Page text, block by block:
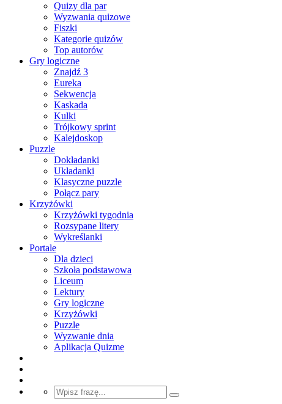
Quizy dla par
Wyzwania quizowe
Fiszki
Kategorie quizów
Top autorów
Gry logiczne
Znajdź 3
Eureka
Sekwencja
Kaskada
Kulki
Trójkowy sprint
Kalejdoskop
Puzzle
Dokładanki
Układanki
Klasyczne puzzle
Połącz pary
Krzyżówki
Krzyżówki tygodnia
Rozsypane litery
Wykreślanki
Portale
Dla dzieci
Szkoła podstawowa
Liceum
Lektury
Gry logiczne
Krzyżówki
Puzzle
Wyzwanie dnia
Aplikacja Quizme